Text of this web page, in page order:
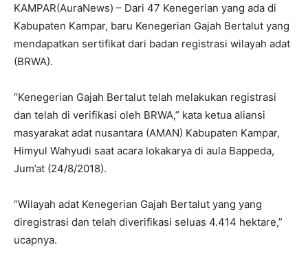
KAMPAR(AuraNews) – Dari 47 Kenegerian yang ada di
Kabupaten Kampar, baru Kenegerian Gajah Bertalut yang
mendapatkan sertifikat dari badan registrasi wilayah adat
(BRWA).
“Kenegerian Gajah Bertalut telah melakukan registrasi
dan telah di verifikasi oleh BRWA,” kata ketua aliansi
masyarakat adat nusantara (AMAN) Kabupaten Kampar,
Himyul Wahyudi saat acara lokakarya di aula Bappeda,
Jum’at (24/8/2018).
“Wilayah adat Kenegerian Gajah Bertalut yang yang
diregistrasi dan telah diverifikasi seluas 4.414 hektare,”
ucapnya.